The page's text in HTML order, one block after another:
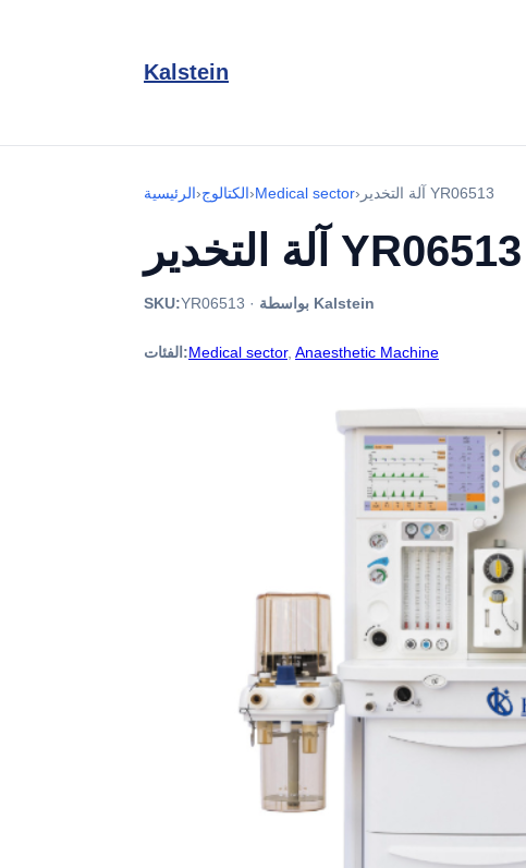
Kalstein
الرئيسية›الكتالوج›Medical sector› آلة التخدير YR06513
آلة التخدير YR06513
SKU:YR06513 · بواسطة Kalstein
الفئات:Medical sector, Anaesthetic Machine